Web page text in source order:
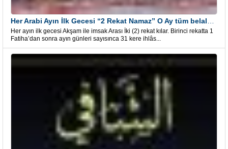
Her ayın ilk gecesi Akşam ile imsak Arası İki (2) rekat kılar. Birinci rekatta 1
Fatiha’dan sonra ayın günleri sayısınca 31 kere ihlâs...